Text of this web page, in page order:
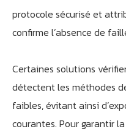
protocole sécurisé et
confirme l’absence de
Certaines solutions
détectent les méthodes
faibles, évitant ainsi
courantes. Pour garantir la
Je vous oriente vers la
projet.
dessous :